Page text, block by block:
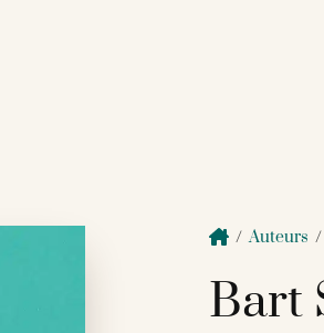
/Auteurs /
Bart